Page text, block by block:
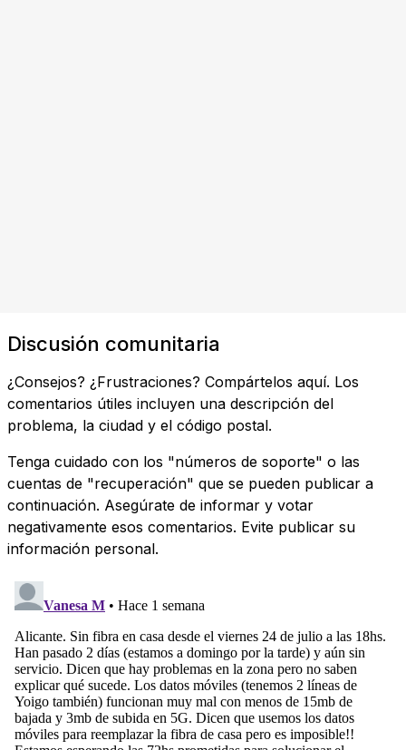
Discusión comunitaria
¿Consejos? ¿Frustraciones? Compártelos aquí. Los
comentarios útiles incluyen una descripción del
problema, la ciudad y el código postal.
Tenga cuidado con los "números de soporte" o las
cuentas de "recuperación" que se pueden publicar a
continuación. Asegúrate de informar y votar
negativamente esos comentarios. Evite publicar su
información personal.